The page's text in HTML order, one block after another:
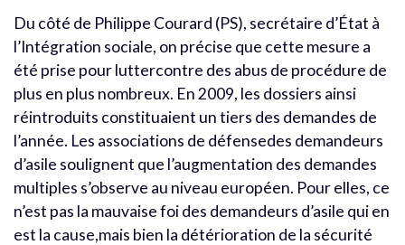
Du côté de Philippe Courard (PS), secrétaire d’État à
l’Intégration sociale, on précise que cette mesure a
été prise pour luttercontre des abus de procédure de
plus en plus nombreux. En 2009, les dossiers ainsi
réintroduits constituaient un tiers des demandes de
l’année. Les associations de défensedes demandeurs
d’asile soulignent que l’augmentation des demandes
multiples s’observe au niveau européen. Pour elles, ce
n’est pas la mauvaise foi des demandeurs d’asile qui en
est la cause,mais bien la détérioration de la sécurité